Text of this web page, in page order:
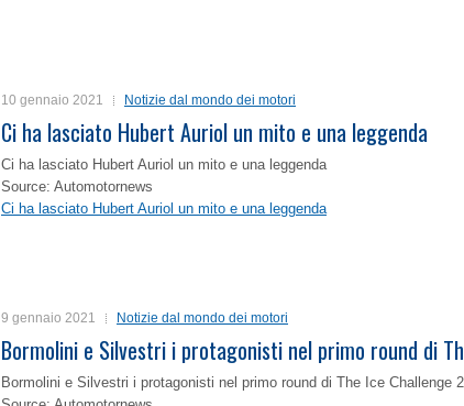
10 gennaio 2021 Notizie dal mondo dei motori
Ci ha lasciato Hubert Auriol un mito e una leggenda
Ci ha lasciato Hubert Auriol un mito e una leggenda
Source: Automotornews
Ci ha lasciato Hubert Auriol un mito e una leggenda
9 gennaio 2021 Notizie dal mondo dei motori
Bormolini e Silvestri i protagonisti nel primo round di
Bormolini e Silvestri i protagonisti nel primo round di The Ice Challenge